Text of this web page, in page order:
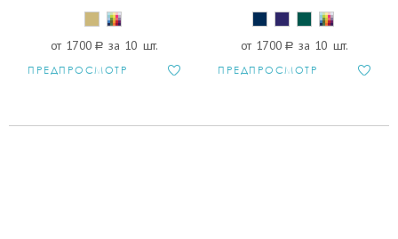
от 1700 a за 10 шт.
ПРЕДПРОСМОТР
от 1700 a за 10 шт.
ПРЕДПРОСМОТР